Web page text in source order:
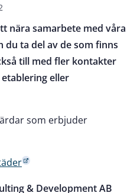
nära samarbete med våra
du ta del av de som finns
till med fler kontakter
eller
som erbjuder
& Development AB